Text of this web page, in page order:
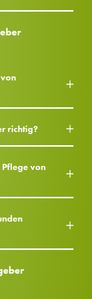
richtig?
Pflege von